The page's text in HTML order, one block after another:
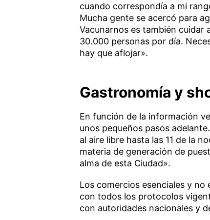
cuando correspondía a mi
Mucha gente se acercó para
Vacunarnos es también cuidar
30.000 personas por día.
hay que aflojar».
Gastronomía y
En función de la información
unos pequeños pasos
al aire libre hasta las 11 de la
materia de generación de
alma de esta Ciudad».
Los comercios esenciales y
con todos los protocolos
con autoridades nacionales y